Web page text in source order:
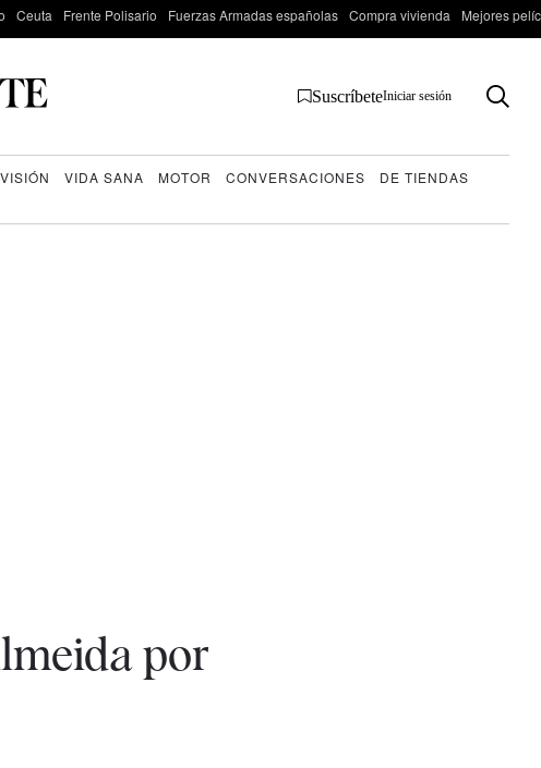
Ceuta Frente Polisario Fuerzas Armadas españolas Compra vivienda Mejores
SuscríbeteIniciar sesión
VIDA SANA MOTOR CONVERSACIONES
DE TIENDAS
por